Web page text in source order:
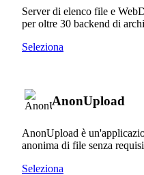
Server di elenco file e
per oltre 30 backend di
Seleziona
AnonUpload
AnonUpload è
anonima di file senza
Seleziona